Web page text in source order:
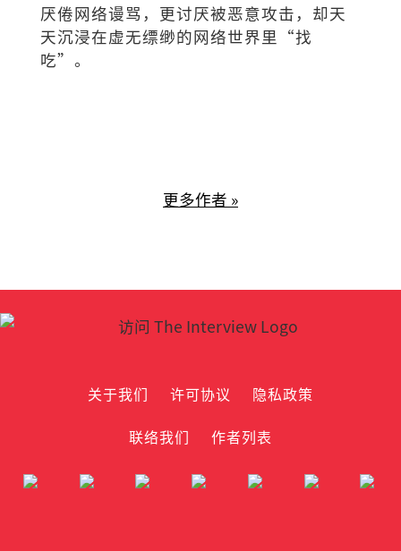
厌倦网络谩骂，更讨厌被恶意攻击，却天
天沉浸在虚无缥缈的网络世界里“找
吃”。
更多作者 »
关于我们 许可协议
隐私政策
联络我们
作者列表